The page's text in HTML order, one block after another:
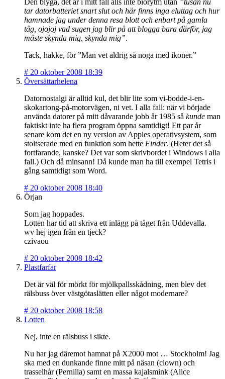
tar datorbatteriet snart slut och här finns inga eluttag och hur
hamnade jag under denna resa blott och enbart på gamla
tåg, ojojoj vad sugen jag blir på att blogga bara därför, jag
måste skynda mig, skynda mig”.
Tack, hakke, för ”Man vet aldrig så noga med ikoner.”
# 20 oktober 2008 18:39
Översättarhelena
Datornostalgi är alltid kul, det blir lite som vi-bodde-i-en-
skokartong-på-motorvägen, ni vet. I alla fall: när vi började
använda datorer på mitt dåvarande jobb år 1985 så kunde man
faktiskt inte ha flera program öppna samtidigt! Ett par år
senare kom det en ny version av Apples operativsystem, som
stoltserade med en funktion som hette Finder. (Heter det så
fortfarande, kanske? Det var som skrivbordet i Windows i alla
fall.) Och då minsann! Då kunde man ha till exempel Tetris i
gång samtidigt som Word.
# 20 oktober 2008 18:40
Örjan
Som jag hoppades.
Lotten har tid att skriva ett inlägg på tåget från Uddevalla.
wv hej igen från en tjeck?
czivaou
# 20 oktober 2008 18:42
Plastfarfar
Det är väl för mörkt för mjölkpallsskådning, men blev det
rälsbuss över västgötaslätten eller något modernare?
# 20 oktober 2008 18:58
Lotten
Nej, inte en rälsbuss i sikte.
Nu har jag däremot hamnat på X2000 mot … Stockholm! Jag
ska med en dunkande finne mitt på näsan (clown) och
trasselhår (Pernilla) samt en massa kajalsmink (Alice